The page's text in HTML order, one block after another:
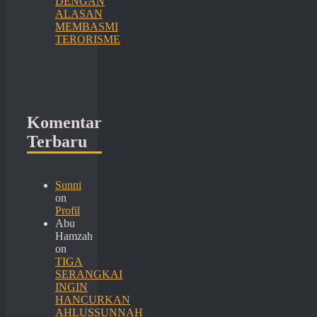
ALASAN
MEMBASMI
TERORISME
Komentar
Terbaru
Sunni
on
Profil
Abu
Hamzah
on
TIGA
SERANGKAI
INGIN
HANCURKAN
AHLUSSUNNAH